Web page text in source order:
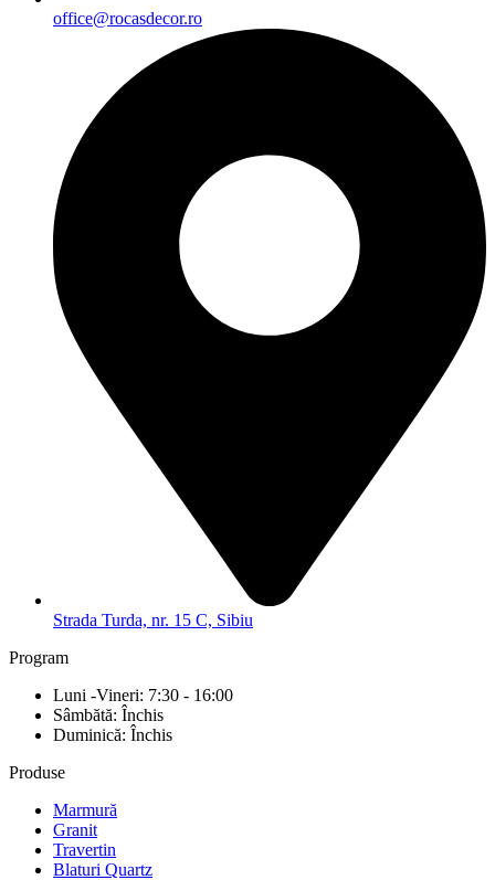
office@rocasdecor.ro
Strada Turda, nr. 15 C, Sibiu
Program
Luni -Vineri: 7:30 - 16:00
Sâmbătă: Închis
Duminică: Închis
Produse
Marmură
Granit
Travertin
Blaturi Quartz